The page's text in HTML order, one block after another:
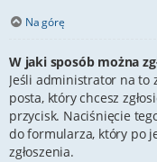
Na górę
W jaki sposób można
Jeśli administrator na to
posta, który chcesz
przycisk. Naciśnięcie
do formularza, który po
zgłoszenia.